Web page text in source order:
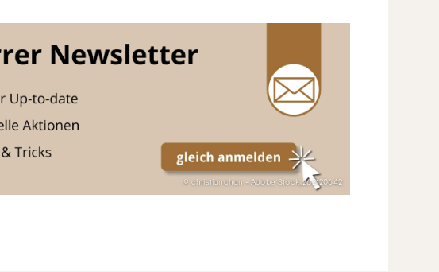
© christianchan - Adobe Stock_262120642